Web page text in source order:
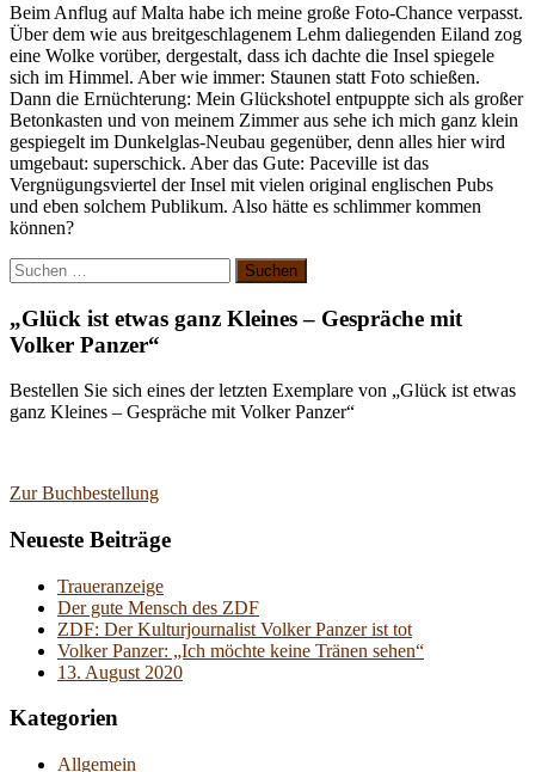
Beim Anflug auf Malta habe ich meine große Foto-Chance verpasst.
Über dem wie aus breitgeschlagenem Lehm daliegenden Eiland zog
eine Wolke vorüber, dergestalt, dass ich dachte die Insel spiegele
sich im Himmel. Aber wie immer: Staunen statt Foto schießen.
Dann die Ernüchterung: Mein Glückshotel entpuppte sich als großer
Betonkasten und von meinem Zimmer aus sehe ich mich ganz klein
gespiegelt im Dunkelglas-Neubau gegenüber, denn alles hier wird
umgebaut: superschick. Aber das Gute: Paceville ist das
Vergnügungsviertel der Insel mit vielen original englischen Pubs
und eben solchem Publikum. Also hätte es schlimmer kommen
können?
Suchen
nach:
„Glück ist etwas ganz Kleines – Gespräche mit
Volker Panzer“
Bestellen Sie sich eines der letzten Exemplare von „Glück ist etwas
ganz Kleines – Gespräche mit Volker Panzer“
Zur Buchbestellung
Neueste Beiträge
Traueranzeige
Der gute Mensch des ZDF
ZDF: Der Kulturjournalist Volker Panzer ist tot
Volker Panzer: „Ich möchte keine Tränen sehen“
13. August 2020
Kategorien
Allgemein